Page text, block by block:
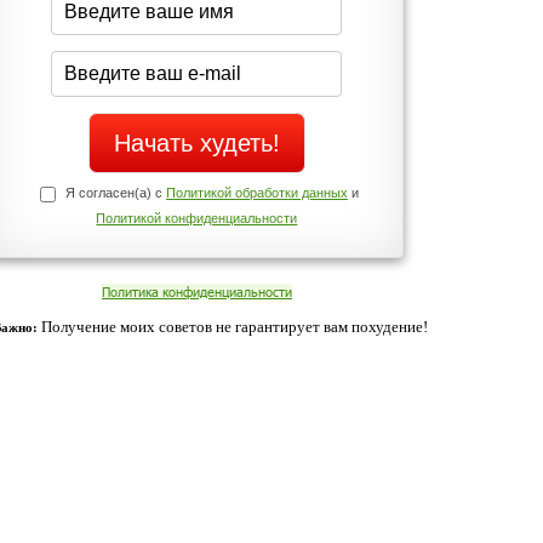
Да
Нет
Телефоны службы поддержки
+7 (909) 421-77-27
cookies. Оставаясь с нами, вы соглашаетесь с нашей
Согласен